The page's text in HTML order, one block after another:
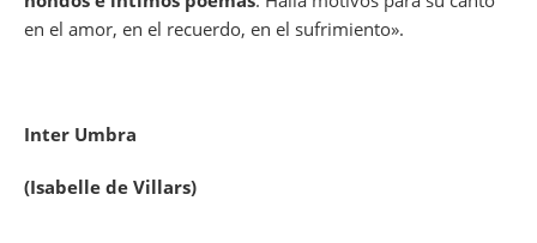
en el amor, en el recuerdo, en el sufrimiento».
Inter Umbra
(Isabelle de Villars)